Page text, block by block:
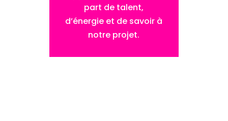
part de talent,
d’énergie et de savoir à
notre projet.